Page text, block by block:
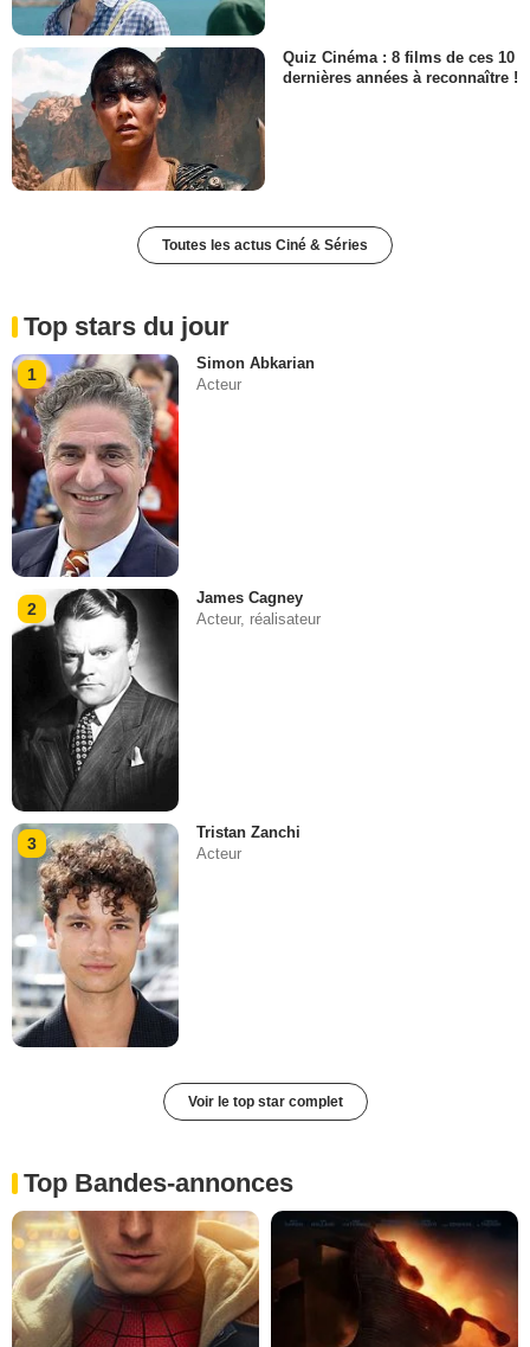
Quiz Cinéma : 8 films de ces 10
dernières années à reconnaître !
Toutes les actus Ciné & Séries
Top stars du jour
1
Simon Abkarian
Acteur
2
James Cagney
Acteur, réalisateur
3
Tristan Zanchi
Acteur
Voir le top star complet
Top Bandes-annonces